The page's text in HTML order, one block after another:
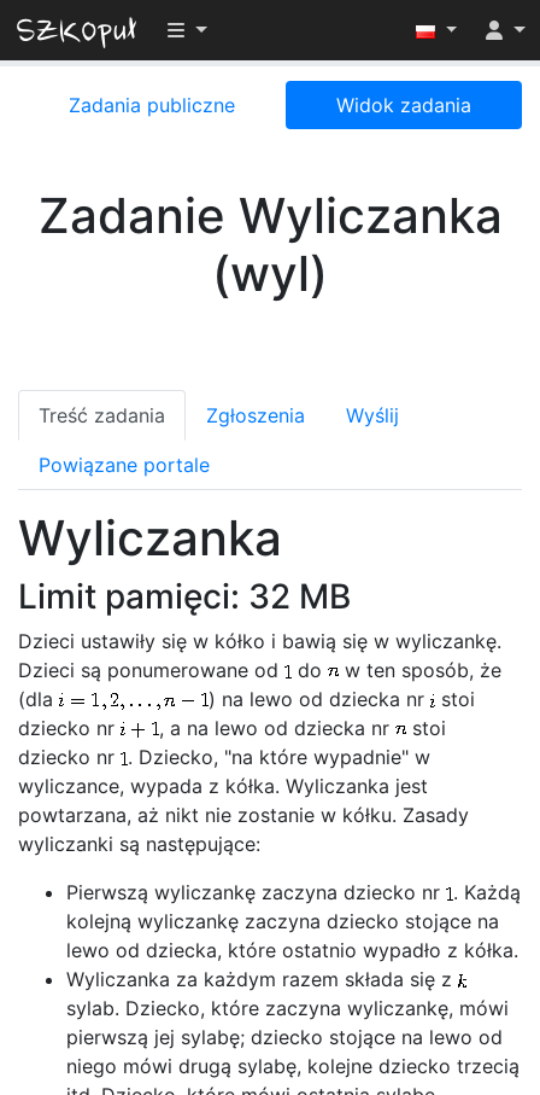
Przełącz widoczność menu
Zadania publiczne Widok zadania
Zadanie Wyliczanka
(wyl)
Treść zadania Zgłoszenia Wyślij
Powiązane portale
Wyliczanka
Limit pamięci: 32 MB
Dzieci ustawiły się w kółko i bawią się w wyliczankę.
Dzieci są ponumerowane od
do
w ten sposób, że
(dla
) na lewo od dziecka nr
stoi
dziecko nr
, a na lewo od dziecka nr
stoi
dziecko nr . Dziecko, "na które wypadnie" w
wyliczance, wypada z kółka. Wyliczanka jest
powtarzana, aż nikt nie zostanie w kółku. Zasady
wyliczanki są następujące:
Pierwszą wyliczankę zaczyna dziecko nr . Każdą
kolejną wyliczankę zaczyna dziecko stojące na
lewo od dziecka, które ostatnio wypadło z kółka.
Wyliczanka za każdym razem składa się z
sylab. Dziecko, które zaczyna wyliczankę, mówi
pierwszą jej sylabę; dziecko stojące na lewo od
niego mówi drugą sylabę, kolejne dziecko trzecią